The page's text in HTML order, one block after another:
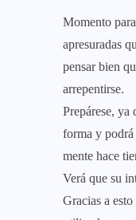
Momento
apresuradas
pensar bien
arrepentirse.
Prepárese, ya
forma y podrá
mente hace
Verá que su
Gracias a